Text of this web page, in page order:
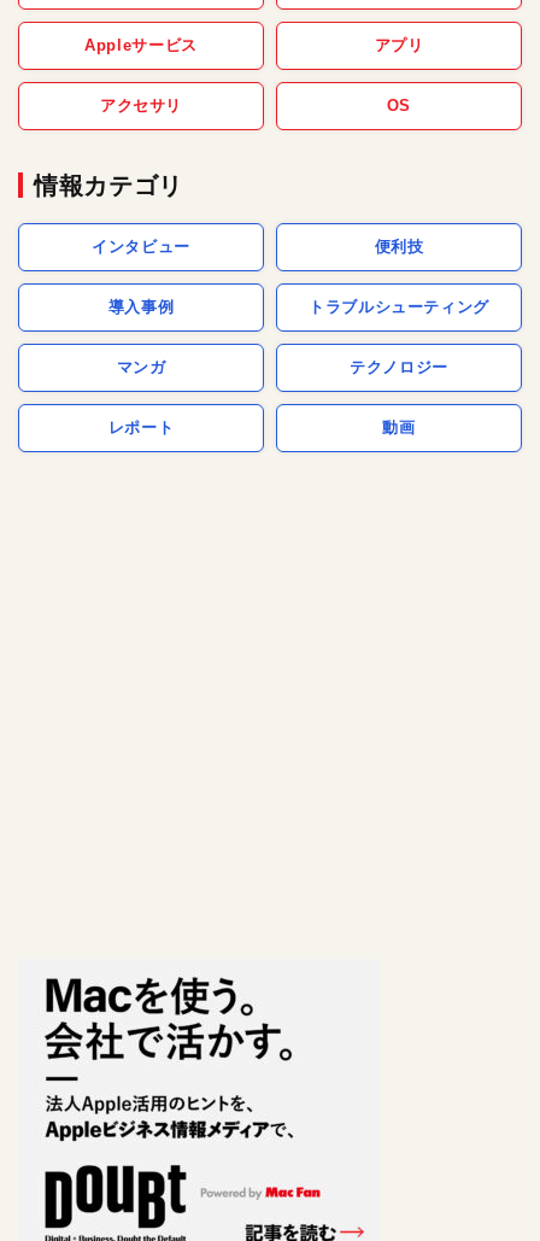
Appleサービス アプリ
アクセサリ OS
情報カテゴリ
インタビュー 便利技
導入事例 トラブルシューティング
マンガ テクノロジー
レポート 動画